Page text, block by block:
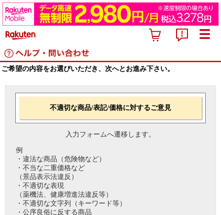
ご希望の内容をお選びいただき、次へとお進み下さい。
不適切な商品/表記/価格に対するご意見
入力フォームへ遷移します。
例
・違法な商品（危険物など）
・不当な二重価格など
（景品表示法違反）
・不適切な表現
（薬機法、健康増進法違反等）
・不適切な文字列（キーワード等）
・公序良俗に反する商品